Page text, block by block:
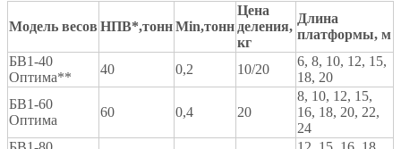
Модель весов НПВ*,тоннMin,тонн
Цена
деления,
кг
Длина
платформы, м
БВ1-40
Оптима**
40 0,2 10/20
6, 8, 10, 12, 15,
18, 20
БВ1-60
Оптима
60 0,4 20
8, 10, 12, 15,
16, 18, 20, 22,
24